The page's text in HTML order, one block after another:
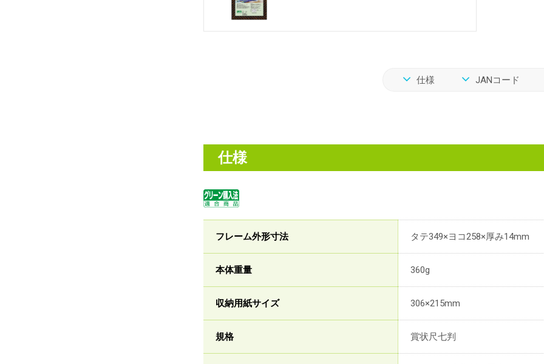
仕様 JANコード
仕様
フレーム外形寸法 タテ349×ヨコ258×厚み14mm
本体重量 360g
収納用紙サイズ 306×215mm
規格 賞状尺七判